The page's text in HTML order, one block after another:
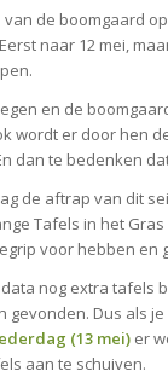
de boomgaard
naar 12 mei,
en de
wordt er door hen
dan te bedenken
de aftrap van dit
Tafels in het
voor hebben en
nog extra tafels
Dus als
(13 mei) er
aan te schuiven.